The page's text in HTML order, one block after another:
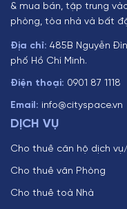
& mua bán, tập trung
phòng, tòa nhà và bất
Địa chỉ: 485B Nguyễn
phố Hồ Chí Minh.
Điện thoại: 0901 87 1118
Email: info@cityspace.vn
DỊCH VỤ
Cho thuê căn hộ dịch
Cho thuê văn Phòng
Cho thuê toà Nhà